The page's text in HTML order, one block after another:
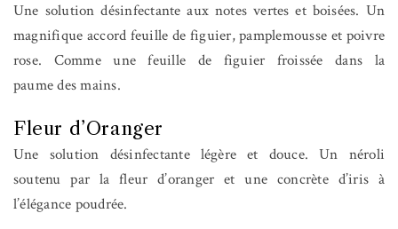
Une solution désinfectante aux notes vertes et boisées. Un
magnifique accord feuille de figuier, pamplemousse et poivre
rose. Comme une feuille de figuier froissée dans la
paume des mains.
Fleur d’Oranger
Une solution désinfectante légère et douce. Un néroli
soutenu par la fleur d’oranger et une concrète d’iris à
l’élégance poudrée.